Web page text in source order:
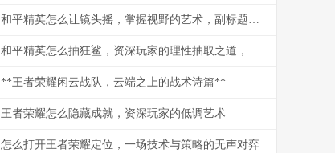
和平精英怎么让镜头摇，掌握视野的艺术，副标题，从菜鸟到高手的视角操控秘诀
和平精英怎么抽狂鲨，资深玩家的理性抽取之道，副标题，揭秘概率与策略的实战心得
**王者荣耀闲云战队，云端之上的战术诗篇**
王者荣耀怎么隐藏成就，资深玩家的低调艺术
怎么打开王者荣耀定位，一场技术与策略的无声对弈